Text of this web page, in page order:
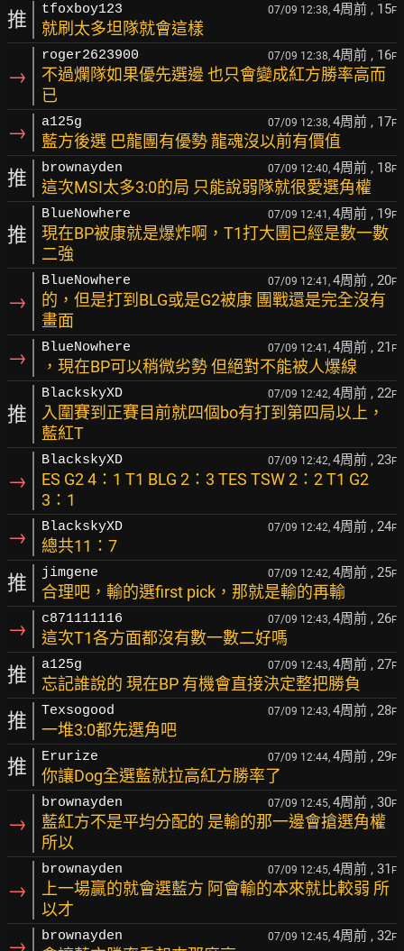
推 tfoxboy123 07/09 12:38, 4周前 , 15F
就刷太多坦隊就會這樣
→
roger2623900 07/09 12:38, 4周前 , 16F
不過爛隊如果優先選邊 也只會變成紅方勝率高而
已
→ a125g 07/09 12:38, 4周前 , 17F
藍方後選 巴龍團有優勢 龍魂沒以前有價值
推 brownayden 07/09 12:40, 4周前 , 18F
這次MSI太多3:0的局 只能說弱隊就很愛選角權
推
BlueNowhere 07/09 12:41, 4周前 , 19F
現在BP被康就是爆炸啊，T1打大團已經是數一數
二強
→
BlueNowhere 07/09 12:41, 4周前 , 20F
的，但是打到BLG或是G2被康 團戰還是完全沒有
畫面
→ BlueNowhere 07/09 12:41, 4周前 , 21 F
，現在BP可以稍微劣勢 但絕對不能被人爆線
推
BlackskyXD 07/09 12:42, 4周前 , 22F
入圍賽到正賽目前就四個bo有打到第四局以上，
藍紅T
→
BlackskyXD 07/09 12:42, 4周前 , 23F
ES G2 4：1 T1 BLG 2：3 TES TSW 2：2 T1 G2
3：1
→ BlackskyXD 07/09 12:42, 4周前 , 24F
總共11：7
推 jimgene 07/09 12:42, 4周前 , 25F
合理吧，輸的選first pick，那就是輸的再輸
→ c871111116 07/09 12:43, 4周前 , 26F
這次T1各方面都沒有數一數二好嗎
推 a125g 07/09 12:43, 4周前 , 27F
忘記誰說的 現在BP 有機會直接決定整把勝負
推 Texsogood 07/09 12:43, 4周前 , 28F
一堆3:0都先選角吧
推 Erurize 07/09 12:44, 4周前 , 29F
你讓Dog全選藍就拉高紅方勝率了
→
brownayden 07/09 12:45, 4周前 , 30F
藍紅方不是平均分配的 是輸的那一邊會搶選角權
所以
→
brownayden 07/09 12:45, 4周前 , 31 F
上一場贏的就會選藍方 阿會輸的本來就比較弱 所
以才
→ brownayden 07/09 12:45, 4周前 , 32F